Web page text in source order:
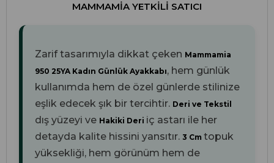
MAMMAMIA YETKILI SATICI
Zarif tasarımıyla dikkat çeken Mammamia
950 25YA Kadın Günlük Ayakkabı, hem günlük
kullanımda hem de özel günlerde stilinize
eşlik edecek şık bir tercihtir. Deri ve Tekstil
dış yüzeyi ve Hakiki Deri iç astarı ile her
detayda kalite hissini yansıtır. 3 Cm topuk
yüksekliği, hem görünüm hem de